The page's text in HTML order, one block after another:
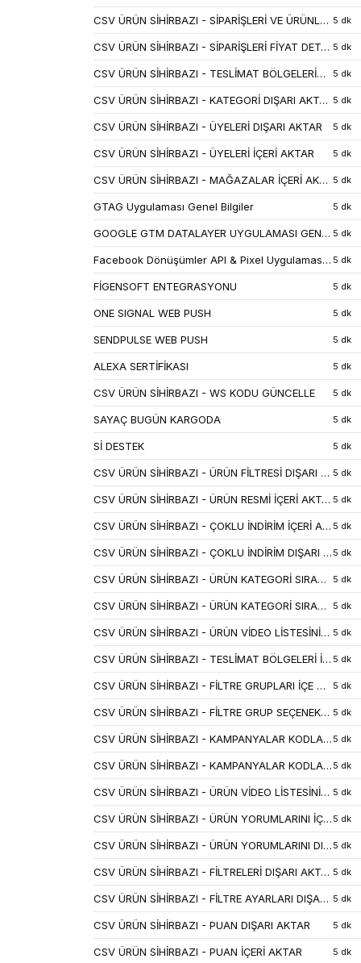
CSV ÜRÜN SİHİRBAZI - SİPARİŞLERİ VE ÜRÜNLERİ DIŞA AKTAR 5 dk
CSV ÜRÜN SİHİRBAZI - SİPARİŞLERİ FİYAT DETAYLARIYLA DIŞARI AKTAR 5 dk
CSV ÜRÜN SİHİRBAZI - TESLİMAT BÖLGELERİNİ DIŞA AKTAR 5 dk
CSV ÜRÜN SİHİRBAZI - KATEGORİ DIŞARI AKTAR 5 dk
CSV ÜRÜN SİHİRBAZI - ÜYELERİ DIŞARI AKTAR 5 dk
CSV ÜRÜN SİHİRBAZI - ÜYELERİ İÇERİ AKTAR 5 dk
CSV ÜRÜN SİHİRBAZI - MAĞAZALAR İÇERİ AKTAR 5 dk
GTAG Uygulaması Genel Bilgiler 5 dk
GOOGLE GTM DATALAYER UYGULAMASI GENEL BİLGİLER 5 dk
Facebook Dönüşümler API & Pixel Uygulaması Genel Bilgiler 5 dk
FİGENSOFT ENTEGRASYONU 5 dk
ONE SIGNAL WEB PUSH 5 dk
SENDPULSE WEB PUSH 5 dk
ALEXA SERTİFİKASI 5 dk
CSV ÜRÜN SİHİRBAZI - WS KODU GÜNCELLE 5 dk
SAYAÇ BUGÜN KARGODA 5 dk
Sİ DESTEK 5 dk
CSV ÜRÜN SİHİRBAZI - ÜRÜN FİLTRESİ DIŞARI AKTAR 5 dk
CSV ÜRÜN SİHİRBAZI - ÜRÜN RESMİ İÇERİ AKTAR 5 dk
CSV ÜRÜN SİHİRBAZI - ÇOKLU İNDİRİM İÇERİ AKTAR 5 dk
CSV ÜRÜN SİHİRBAZI - ÇOKLU İNDİRİM DIŞARI AKTAR 5 dk
CSV ÜRÜN SİHİRBAZI - ÜRÜN KATEGORİ SIRASI DIŞARI AKTAR 5 dk
CSV ÜRÜN SİHİRBAZI - ÜRÜN KATEGORİ SIRASI İÇERİ AKTAR 5 dk
CSV ÜRÜN SİHİRBAZI - ÜRÜN VİDEO LİSTESİNİ DIŞARI AKTAR 5 dk
CSV ÜRÜN SİHİRBAZI - TESLİMAT BÖLGELERİ İÇERİ AKTAR 5 dk
CSV ÜRÜN SİHİRBAZI - FİLTRE GRUPLARI İÇE AKTAR 5 dk
CSV ÜRÜN SİHİRBAZI - FİLTRE GRUP SEÇENEKLERİ İÇE AKTAR 5 dk
CSV ÜRÜN SİHİRBAZI - KAMPANYALAR KODLARI DIŞARI AKTAR 5 dk
CSV ÜRÜN SİHİRBAZI - KAMPANYALAR KODLARI İÇERİ AKTAR 5 dk
CSV ÜRÜN SİHİRBAZI - ÜRÜN VİDEO LİSTESİNİ İÇERİ AKTAR 5 dk
CSV ÜRÜN SİHİRBAZI - ÜRÜN YORUMLARINI İÇERİ AKTAR 5 dk
CSV ÜRÜN SİHİRBAZI - ÜRÜN YORUMLARINI DIŞARI AKTAR 5 dk
CSV ÜRÜN SİHİRBAZI - FİLTRELERİ DIŞARI AKTAR 5 dk
CSV ÜRÜN SİHİRBAZI - FİLTRE AYARLARI DIŞARI AKTAR 5 dk
CSV ÜRÜN SİHİRBAZI - PUAN DIŞARI AKTAR 5 dk
CSV ÜRÜN SİHİRBAZI - PUAN İÇERİ AKTAR 5 dk